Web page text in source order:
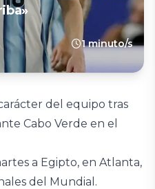
1 minuto/s
del equipo tras
Cabo Verde en el
a Egipto, en Atlanta,
del Mundial.